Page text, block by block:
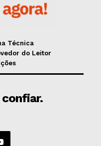
Técnica
do Leitor